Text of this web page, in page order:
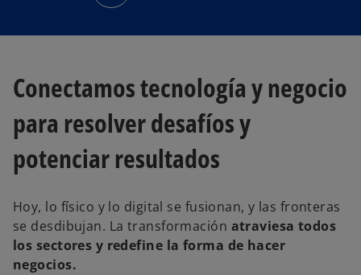
e
s
a
ñ
a
u
e
Conectamos tecnología y negocio
para resolver desafíos y
potenciar resultados
Hoy, lo físico y lo digital se fusionan, y las fronteras
se desdibujan. La transformación atraviesa todos
los sectores y redefine la forma de hacer
negocios.